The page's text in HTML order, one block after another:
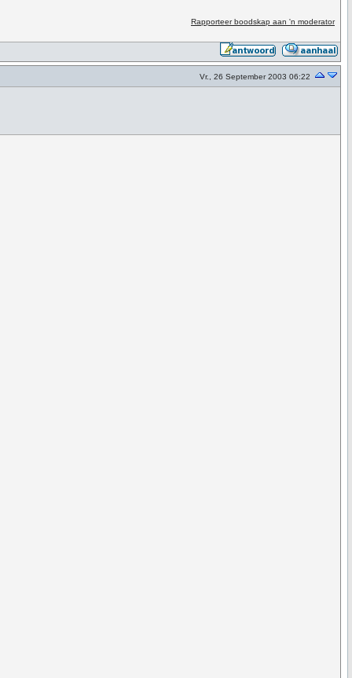
Rapporteer boodskap aan 'n moderator
Vr., 26 September 2003 06:22